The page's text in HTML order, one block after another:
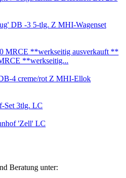
Z MHI-Wagenset
**werkseitig...
Z MHI-Ellok
Set 3tlg. LC
'Zell' LC
Beratung unter: